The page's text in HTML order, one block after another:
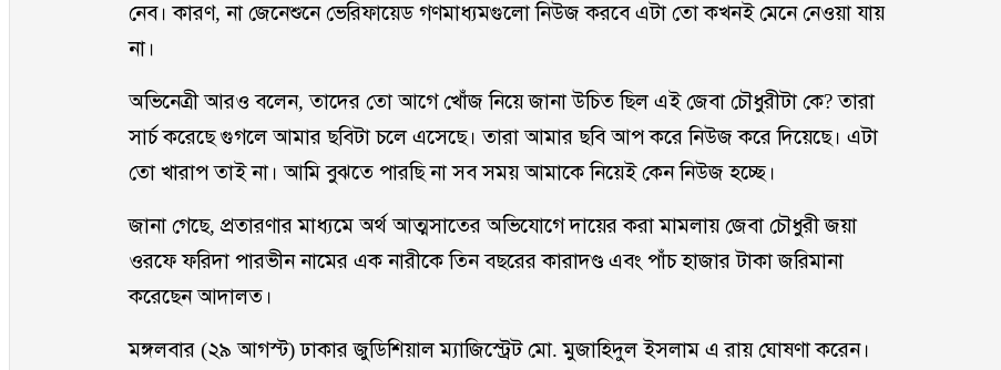
নেব। কারণ, না জেনেশুনে ভেরিফায়েড গণমাধ্যমগুলো নিউজ করবে এটা তো কখনই মেনে নেওয়া যায়
না।
অভিনেত্রী আরও বলেন, তাদের তো আগে খোঁজ নিয়ে জানা উচিত ছিল এই জেবা চৌধুরীটা কে? তারা
সার্চ করেছে গুগলে আমার ছবিটা চলে এসেছে। তারা আমার ছবি আপ করে নিউজ করে দিয়েছে। এটা
তো খারাপ তাই না। আমি বুঝতে পারছি না সব সময় আমাকে নিয়েই কেন নিউজ হচ্ছে।
জানা গেছে, প্রতারণার মাধ্যমে অর্থ আত্মসাতের অভিযোগে দায়ের করা মামলায় জেবা চৌধুরী জয়া
ওরফে ফরিদা পারভীন নামের এক নারীকে তিন বছরের কারাদণ্ড এবং পাঁচ হাজার টাকা জরিমানা
করেছেন আদালত।
মঙ্গলবার (২৯ আগস্ট) ঢাকার জুডিশিয়াল ম্যাজিস্ট্রেট মো. মুজাহিদুল ইসলাম এ রায় ঘোষণা করেন।